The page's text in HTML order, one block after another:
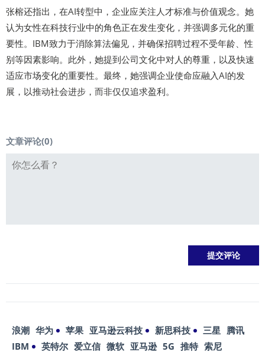
张榕还指出，在AI转型中，企业应关注人才标准与价值观念。她
认为女性在科技行业中的角色正在发生变化，并强调多元化的重
要性。IBM致力于消除算法偏见，并确保招聘过程不受年龄、性
别等因素影响。此外，她提到公司文化中对人的尊重，以及快速
适应市场变化的重要性。最终，她强调企业使命应融入AI的发
展，以推动社会进步，而非仅仅追求盈利。
文章评论(0)
浪潮 华为 苹果 亚马逊云科技 新思科技 三星 腾讯
IBM
英特尔 爱立信 微软 亚马逊 5G 推特 索尼